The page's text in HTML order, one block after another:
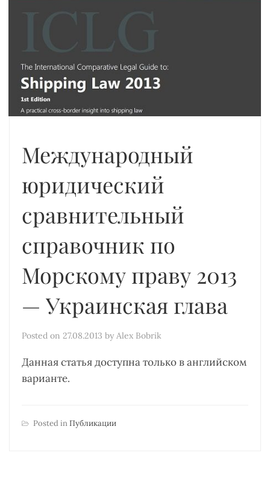
Международный
юридический
сравнительный
справочник по
Морскому праву 2013
— Украинская глава
Posted on 27.08.2013 by Alex Bobrik
Данная статья доступна только в английском
варианте.
Posted inПубликации